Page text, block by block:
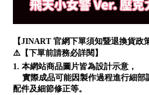
【JINART 官網下單須知暨退換貨政
⚠️【下單前請務必詳閱】
1. 本網站商品圖片皆為設計示意，
實際成品可能因製作過程進行細部
配件及細節修正等。